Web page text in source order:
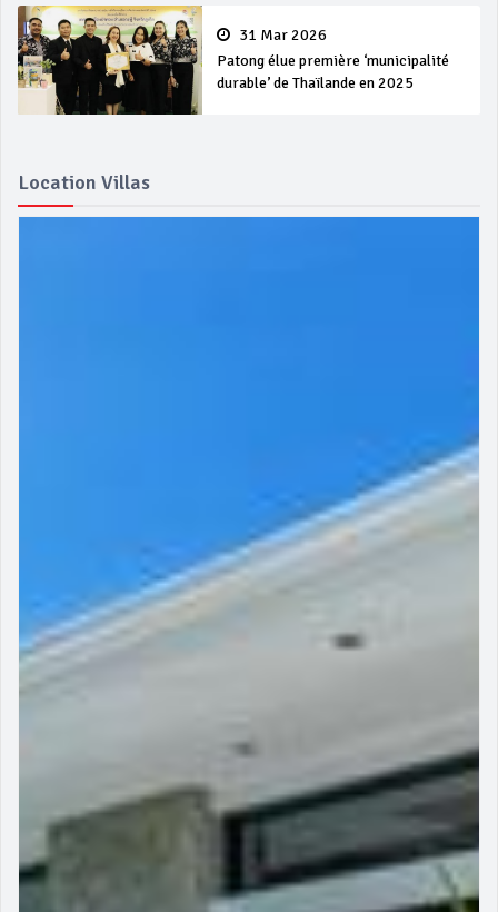
31 Mar 2026
Patong élue première ‘municipalité
durable’ de Thaïlande en 2025
Location Villas